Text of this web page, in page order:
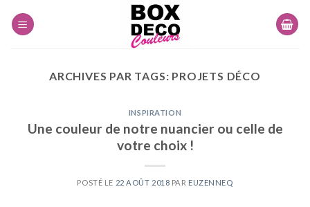
ARCHIVES PAR TAGS: PROJETS DÉCO
INSPIRATION
Une couleur de notre nuancier ou celle de
votre choix !
POSTÉ LE 22 AOÛT 2018 PAR EUZENNEQ